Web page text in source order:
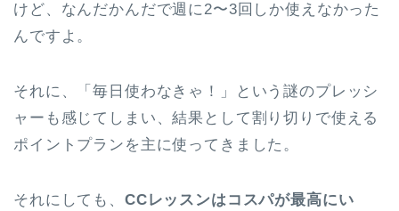
けど、なんだかんだで週に2〜3回しか使えなかった
んですよ。
それに、「毎日使わなきゃ！」という謎のプレッシ
ャーも感じてしまい、結果として割り切りで使える
ポイントプランを主に使ってきました。
それにしても、 CCレッスンはコスパが最高にい